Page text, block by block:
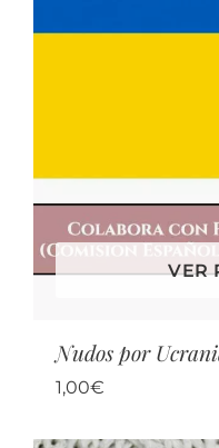
VER
Nudos por
1,00€